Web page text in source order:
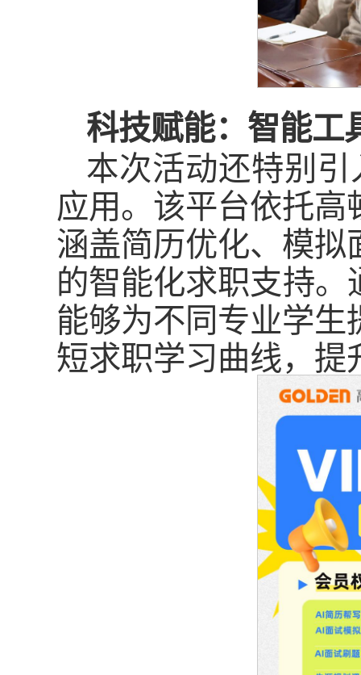
科技赋能：智能工
本次活动还特别引
应用。该平台依托
涵盖简历优化、模
的智能化求职支持
能够为不同专业学
短求职学习曲线，提